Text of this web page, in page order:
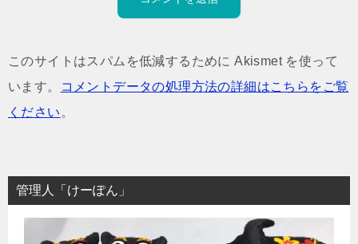
このサイトはスパムを低減するために Akismet を使って
います。
コメントデータの処理方法の詳細はこちらをご覧
ください 。
管理人「けーぽん」